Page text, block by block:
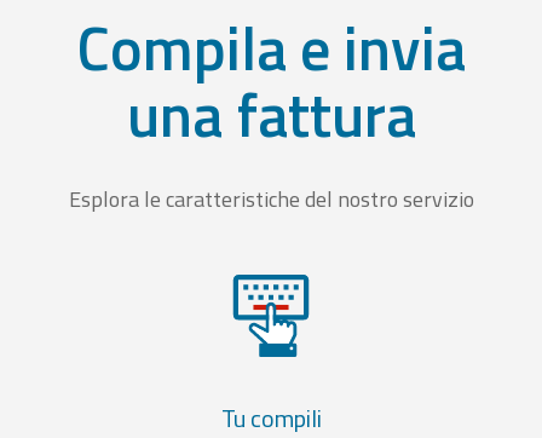
Compila e invia
una fattura
Esplora le caratteristiche del nostro servizio
Tu compili